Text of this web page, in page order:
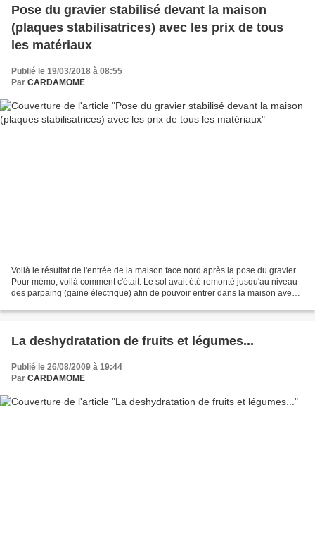
Pose du gravier stabilisé devant la maison
(plaques stabilisatrices) avec les prix de tous
les matériaux
Publié le 19/03/2018 à 08:55
Par CARDAMOME
Voilà le résultat de l'entrée de la maison face nord après la pose du gravier.
Pour mémo, voilà comment c'était: Le sol avait été remonté jusqu'au niveau
des parpaing (gaine électrique) afin de pouvoir entrer dans la maison avec
La deshydratation de fruits et légumes...
Publié le 26/08/2009 à 19:44
Par CARDAMOME